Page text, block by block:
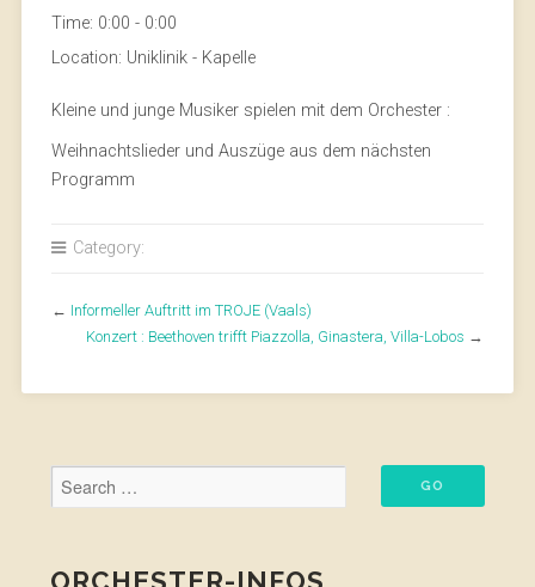
Time: 0:00 - 0:00
Location: Uniklinik - Kapelle
Kleine und junge Musiker spielen mit dem Orchester :
Weihnachtslieder und Auszüge aus dem nächsten
Programm
Category:
← Informeller Auftritt im TROJE (Vaals)
Konzert : Beethoven trifft Piazzolla, Ginastera, Villa-Lobos →